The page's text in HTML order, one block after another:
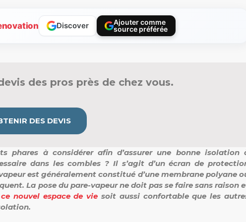
Discover
Ajouter comme
source préférée
des pros près de chez vous.
DES DEVIS
phares à considérer afin d’assurer une bonne isolation
dans les combles ? Il s’agit d’un écran de
est généralement constitué d’une membrane polyane
La pose du pare-vapeur ne doit pas se faire sans raison
ce nouvel espace de vie soit aussi confortable que les